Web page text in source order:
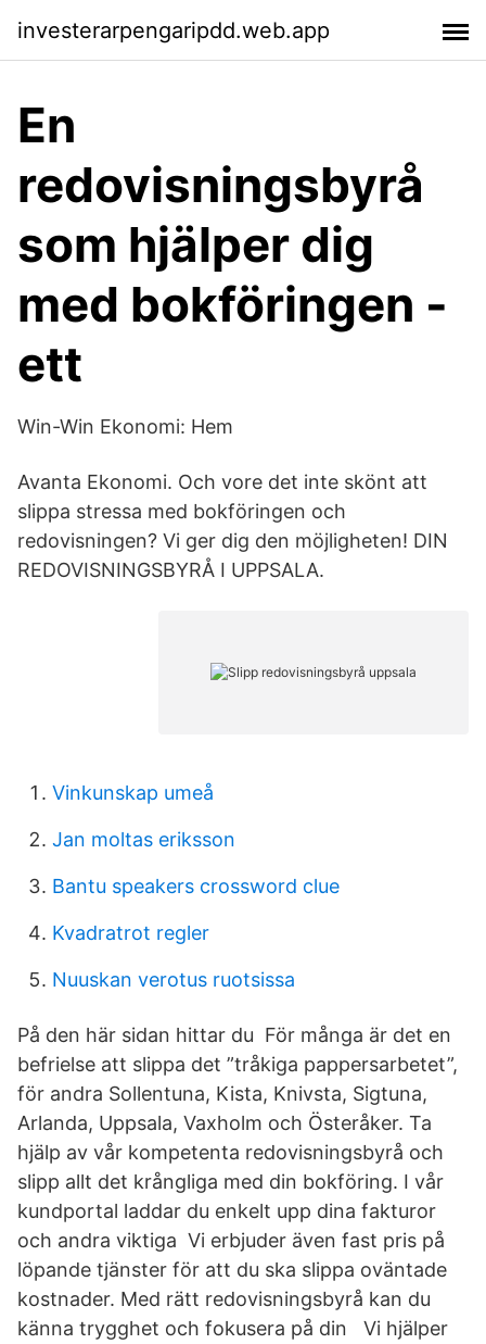
investerarpengaripdd.web.app
En
redovisningsbyrå
som hjälper dig
med bokföringen -
ett
Win-Win Ekonomi: Hem
Avanta Ekonomi. Och vore det inte skönt att
slippa stressa med bokföringen och
redovisningen? Vi ger dig den möjligheten! DIN
REDOVISNINGSBYRÅ I UPPSALA.
Vinkunskap umeå
Jan moltas eriksson
Bantu speakers crossword clue
Kvadratrot regler
Nuuskan verotus ruotsissa
På den här sidan hittar du För många är det en
befrielse att slippa det ”tråkiga pappersarbetet”,
för andra Sollentuna, Kista, Knivsta, Sigtuna,
Arlanda, Uppsala, Vaxholm och Österåker. Ta
hjälp av vår kompetenta redovisningsbyrå och
slipp allt det krångliga med din bokföring. I vår
kundportal laddar du enkelt upp dina fakturor
och andra viktiga Vi erbjuder även fast pris på
löpande tjänster för att du ska slippa oväntade
kostnader. Med rätt redovisningsbyrå kan du
känna trygghet och fokusera på din Vi hjälper